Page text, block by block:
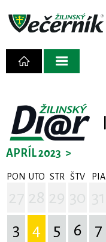
APRÍL 2023 >
PON UTO STR ŠTV PIA
3
4 5 6 7